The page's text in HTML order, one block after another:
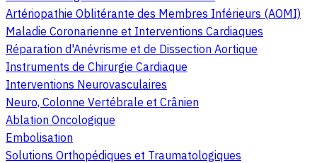
Artériopathie Oblitérante des Membres Inférieurs (AOMI)
Maladie Coronarienne et Interventions Cardiaques
Réparation d'Anévrisme et de Dissection Aortique
Instruments de Chirurgie Cardiaque
Interventions Neurovasculaires
Neuro, Colonne Vertébrale et Crânien
Ablation Oncologique
Embolisation
Solutions Orthopédiques et Traumatologiques